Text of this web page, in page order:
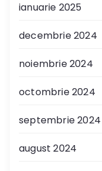
ianuarie 2025
decembrie 2024
noiembrie 2024
octombrie 2024
septembrie 2024
august 2024